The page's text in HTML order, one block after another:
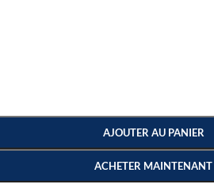
AJOUTER AU PANIER
ACHETER MAINTENANT